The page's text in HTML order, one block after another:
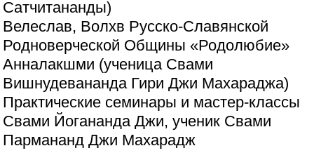
Сатчитананды)
Велеслав, Волхв Русско-Славянской
Родноверческой Общины «Родолюбие»
Анналакшми (ученица Свами
Вишнудевананда Гири Джи Махараджа)
Практические семинары и мастер-классы
Свами Йогананда Джи, ученик Свами
Пармананд Джи Махарадж